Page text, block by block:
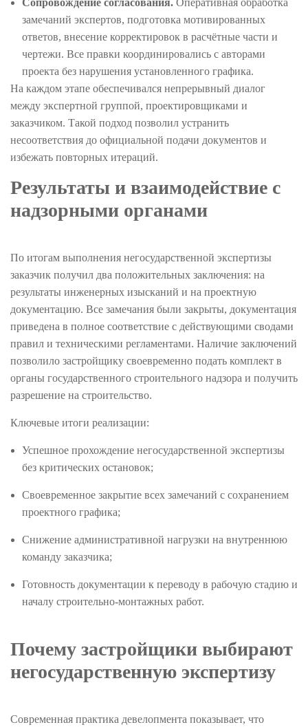
Сопровождение согласования. Оперативная обработка
замечаний экспертов, подготовка мотивированных
ответов, внесение корректировок в расчётные части и
чертежи. Все правки координировались с авторами
проекта без нарушения установленного графика.
На каждом этапе обеспечивался непрерывный диалог
между экспертной группой, проектировщиками и
заказчиком. Такой подход позволил устранить
несоответствия до официальной подачи документов и
избежать повторных итераций.
Результаты и взаимодействие с
надзорными органами
По итогам выполнения негосударственной экспертизы
заказчик получил два положительных заключения: на
результаты инженерных изысканий и на проектную
документацию. Все замечания были закрыты, документация
приведена в полное соответствие с действующими сводами
правил и техническими регламентами. Наличие заключений
позволило застройщику своевременно подать комплект в
органы государственного строительного надзора и получить
разрешение на строительство.
Ключевые итоги реализации:
Успешное прохождение негосударственной экспертизы
без критических остановок;
Своевременное закрытие всех замечаний с сохранением
проектного графика;
Снижение административной нагрузки на внутреннюю
команду заказчика;
Готовность документации к переводу в рабочую стадию и
началу строительно-монтажных работ.
Почему застройщики выбирают
негосударственную экспертизу
Современная практика девелопмента показывает, что